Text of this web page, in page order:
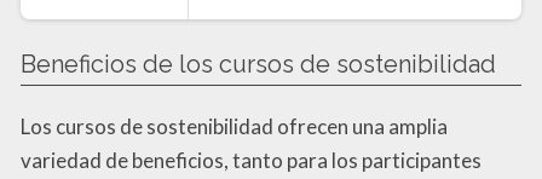
Beneficios de los cursos de sostenibilidad
Los cursos de sostenibilidad ofrecen una amplia
variedad de beneficios, tanto para los participantes